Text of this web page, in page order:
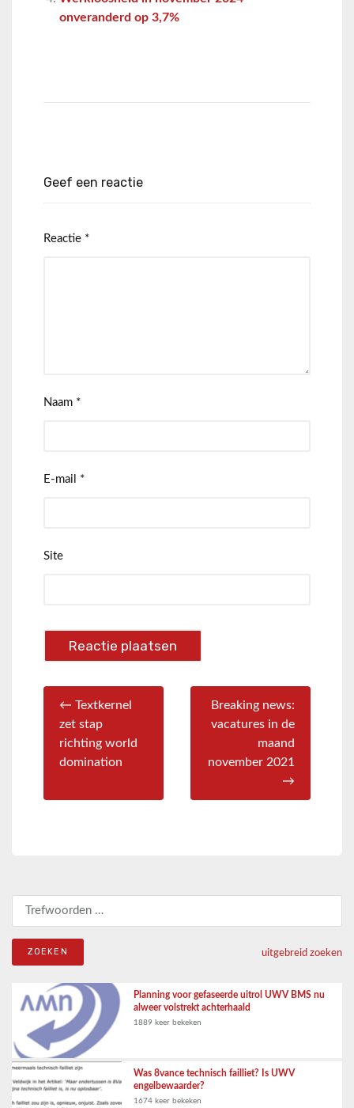
onveranderd op 3,7%
Geef een reactie
Reactie *
Naam *
E-mail *
Site
← Textkernel
zet stap
richting world
domination
Breaking news:
vacatures in de
maand
november 2021
→
uitgebreid zoeken
Planning voor gefaseerde uitrol UWV BMS nu
alweer volstrekt achterhaald
1889 keer bekeken
Was 8vance technisch failliet? Is UWV
engelbewaarder?
1674 keer bekeken